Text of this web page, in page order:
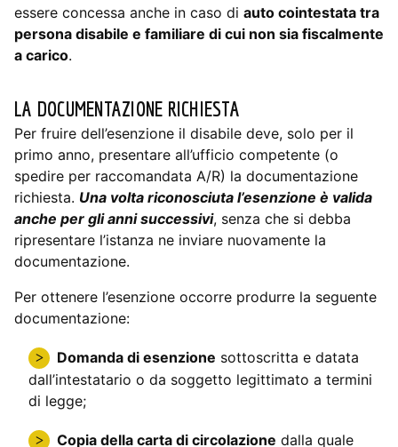
essere concessa anche in caso di auto cointestata tra
persona disabile e familiare di cui non sia fiscalmente
a carico.
LA DOCUMENTAZIONE RICHIESTA
Per fruire dell’esenzione il disabile deve, solo per il
primo anno, presentare all’ufficio competente (o
spedire per raccomandata A/R) la documentazione
richiesta. Una volta riconosciuta l’esenzione è valida
anche per gli anni successivi, senza che si debba
ripresentare l’istanza ne inviare nuovamente la
documentazione.
Per ottenere l’esenzione occorre produrre la seguente
documentazione:
Domanda di esenzione sottoscritta e datata
dall’intestatario o da soggetto legittimato a termini
di legge;
Copia della carta di circolazione dalla quale